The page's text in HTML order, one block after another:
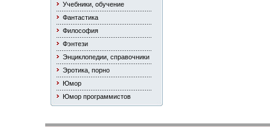
Учебники, обучение
Фантастика
Философия
Фэнтези
Энциклопедии, справочники
Эротика, порно
Юмор
Юмор программистов